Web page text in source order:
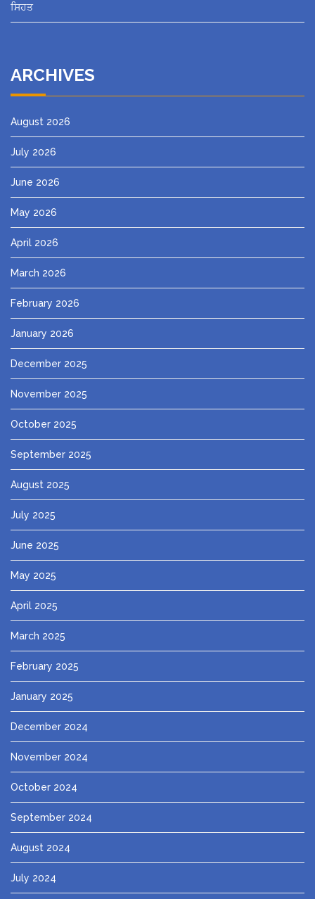
ਸਿਹਤ
ARCHIVES
August 2026
July 2026
June 2026
May 2026
April 2026
March 2026
February 2026
January 2026
December 2025
November 2025
October 2025
September 2025
August 2025
July 2025
June 2025
May 2025
April 2025
March 2025
February 2025
January 2025
December 2024
November 2024
October 2024
September 2024
August 2024
July 2024